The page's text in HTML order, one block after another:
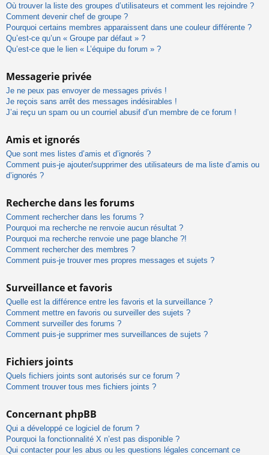
Où trouver la liste des groupes d’utilisateurs et comment les rejoindre ?
Comment devenir chef de groupe ?
Pourquoi certains membres apparaissent dans une couleur différente ?
Qu’est-ce qu’un « Groupe par défaut » ?
Qu’est-ce que le lien « L’équipe du forum » ?
Messagerie privée
Je ne peux pas envoyer de messages privés !
Je reçois sans arrêt des messages indésirables !
J’ai reçu un spam ou un courriel abusif d’un membre de ce forum !
Amis et ignorés
Que sont mes listes d’amis et d’ignorés ?
Comment puis-je ajouter/supprimer des utilisateurs de ma liste d’amis ou
d’ignorés ?
Recherche dans les forums
Comment rechercher dans les forums ?
Pourquoi ma recherche ne renvoie aucun résultat ?
Pourquoi ma recherche renvoie une page blanche ?!
Comment rechercher des membres ?
Comment puis-je trouver mes propres messages et sujets ?
Surveillance et favoris
Quelle est la différence entre les favoris et la surveillance ?
Comment mettre en favoris ou surveiller des sujets ?
Comment surveiller des forums ?
Comment puis-je supprimer mes surveillances de sujets ?
Fichiers joints
Quels fichiers joints sont autorisés sur ce forum ?
Comment trouver tous mes fichiers joints ?
Concernant phpBB
Qui a développé ce logiciel de forum ?
Pourquoi la fonctionnalité X n’est pas disponible ?
Qui contacter pour les abus ou les questions légales concernant ce